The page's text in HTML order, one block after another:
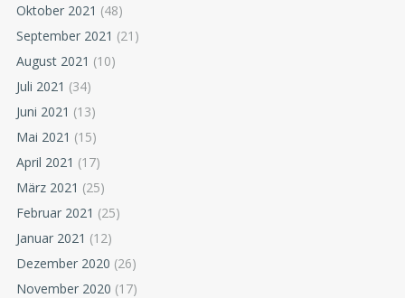
Oktober 2021 (48)
September 2021 (21)
August 2021 (10)
Juli 2021 (34)
Juni 2021 (13)
Mai 2021 (15)
April 2021 (17)
März 2021 (25)
Februar 2021 (25)
Januar 2021 (12)
Dezember 2020 (26)
November 2020 (17)